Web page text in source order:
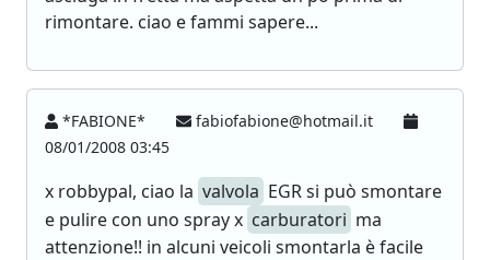
rimontare. ciao e fammi sapere...
*FABIONE*
fabiofabione@hotmail.it
08/01/2008 03:45
x robbypal, ciao la valvola EGR si può smontare
e pulire con uno spray x carburatori ma
attenzione!! in alcuni veicoli smontarla è facile